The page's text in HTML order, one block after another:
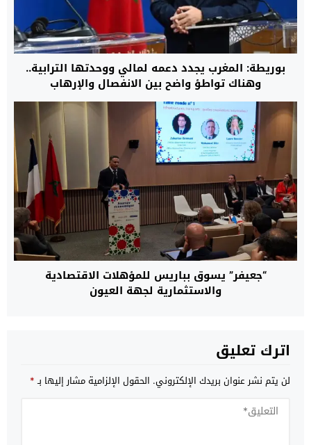
بوريطة: المغرب يجدد دعمه لمالي ووحدتها الترابية..
وهناك تواطؤ واضح بين الانفصال والإرهاب
“جعيفر” يسوق بباريس للمؤهلات الاقتصادية
والاستثمارية لجهة العيون
اترك تعليق
لن يتم نشر عنوان بريدك الإلكتروني. الحقول الإلزامية مشار إليها بـ*